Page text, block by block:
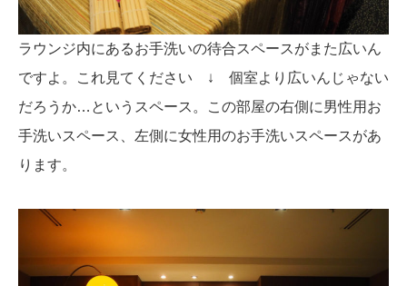
ラウンジ内にあるお手洗いの待合スペースがまた広いん
ですよ。これ見てください ↓ 個室より広いんじゃない
だろうか…というスペース。この部屋の右側に男性用お
手洗いスペース、左側に女性用のお手洗いスペースがあ
ります。